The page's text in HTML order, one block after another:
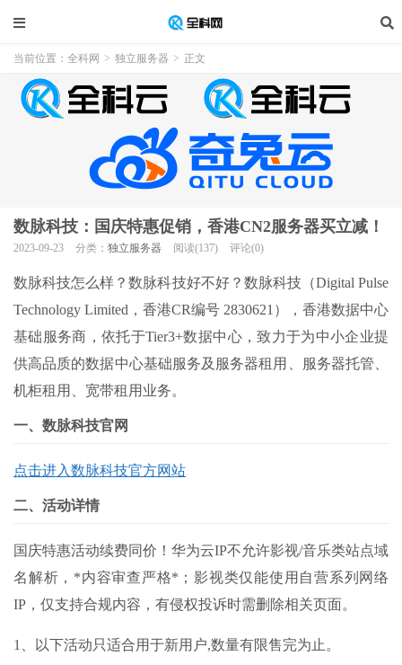
当前位置： 全科网 > 独立服务器 > 正文
数脉科技：国庆特惠促销，香港CN2服务器买立减！
2023-09-23 分类： 独立服务器 阅读(137) 评论(0)
数脉科技怎么样？数脉科技好不好？数脉科技（Digital Pulse
Technology Limited，香港CR编号 2830621），香港数据中心
基础服务商，依托于Tier3+数据中心，致力于为中小企业提
供高品质的数据中心基础服务及服务器租用、服务器托管、
机柜租用、宽带租用业务。
一、数脉科技官网
点击进入数脉科技官方网站
二、活动详情
国庆特惠活动续费同价！华为云IP不允许影视/音乐类站点域
名解析，*内容审查严格*；影视类仅能使用自营系列网络
IP，仅支持合规内容，有侵权投诉时需删除相关页面。
1、以下活动只适合用于新用户,数量有限售完为止。